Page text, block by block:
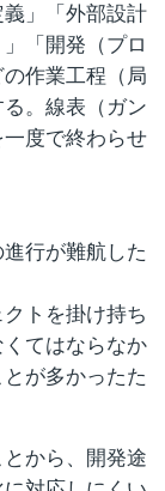
」「外部設計
「開発（プロ
作業工程（局
。線表（ガン
度で終わらせ
行が難航した
トを掛け持ち
てはならなか
が多かったた
から、開発途